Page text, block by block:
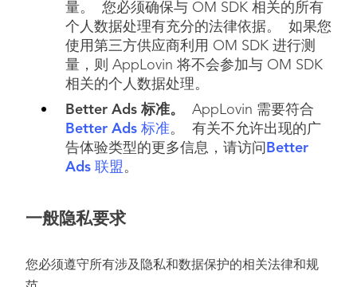
量。 您必须确保与 OM SDK 相关的所有
个人数据处理有充分的法律依据。 如果您
使用第三方供应商利用 OM SDK 进行测
量，则 AppLovin 将不会参加与 OM SDK
相关的个人数据处理。
Better Ads 标准。
AppLovin 需要符合
Better Ads 标准。 有关不允许出现的广
告体验类型的更多信息，请访问 Better
Ads 联盟。
一般隐私要求
您必须遵守所有涉及隐私和数据保护的相关法律和规